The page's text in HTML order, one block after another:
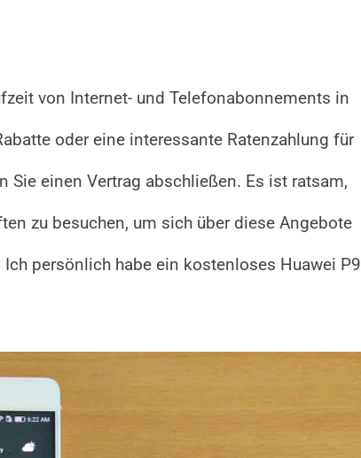
von Internet- und Telefonabonnements in
oder eine interessante Ratenzahlung für
Sie einen Vertrag abschließen. Es ist ratsam,
zu besuchen, um sich über diese Angebote
persönlich habe ein kostenloses Huawei P9